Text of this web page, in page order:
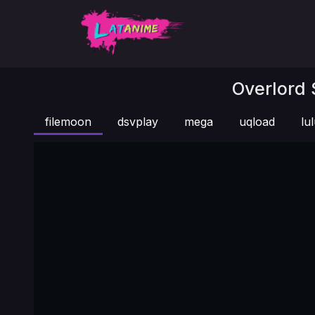
Overlord
filemoon dsvplay mega uqload